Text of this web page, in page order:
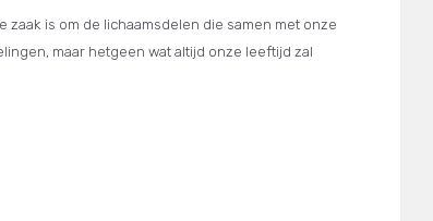
is om de lichaamsdelen die samen met onze
maar hetgeen wat altijd onze leeftijd zal